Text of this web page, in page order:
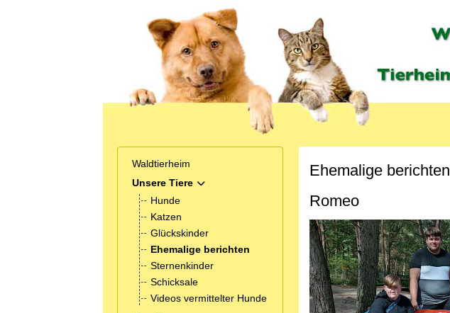
Waldtierheim
Unsere Tiere
MOD_MENU_TOGGLE_SUBMENU_LABEL
Hunde
Katzen
Glückskinder
Ehemalige berichten
Sternenkinder
Schicksale
Videos vermittelter Hunde
Ehemalige berichten
Romeo